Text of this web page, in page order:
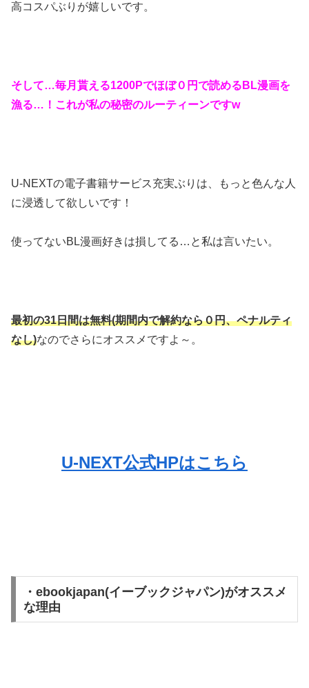
高コスパぶりが嬉しいです。
そして…毎月貰える1200Pでほぼ０円で読めるBL漫画を
漁る…！これが私の秘密のルーティーンですw
U-NEXTの電子書籍サービス充実ぶりは、もっと色んな人
に浸透して欲しいです！
使ってないBL漫画好きは損してる…と私は言いたい。
最初の31日間は無料(期間内で解約なら０円、ペナルティ
なし)なのでさらにオススメですよ～。
U-NEXT公式HPはこちら
・ebookjapan(イーブックジャパン)がオススメ
な理由